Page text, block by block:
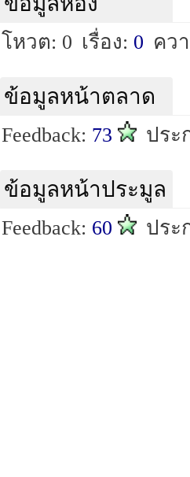
โหวต: 0 เรื่อง: 0 คว
ข้อมูลหน้าตลาด
Feedback: 73 ประ
ข้อมูลหน้าประมูล
Feedback: 60 ประ